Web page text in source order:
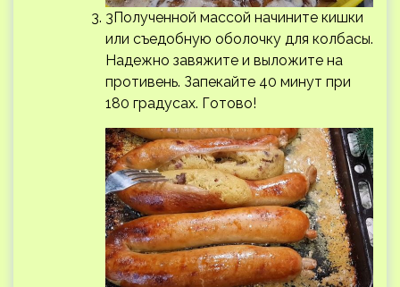
3Полученной массой начините кишки
или съедобную оболочку для колбасы.
Надежно завяжите и выложите на
противень. Запекайте 40 минут при
180 градусах. Готово!